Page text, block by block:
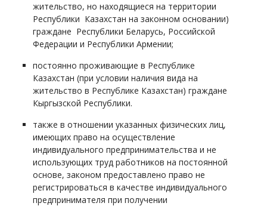
жительство, но находящиеся на территории
Республики Казахстан на законном основании)
граждане Республики Беларусь, Российской
Федерации и Республики Армении;
постоянно проживающие в Республике
Казахстан (при условии наличия вида на
жительство в Республике Казахстан) граждане
Кыргызской Республики.
также в отношении указанных физических лиц,
имеющих право на осуществление
индивидуального предпринимательства и не
использующих труд работников на постоянной
основе, законом предоставлено право не
регистрироваться в качестве индивидуального
предпринимателя при получении